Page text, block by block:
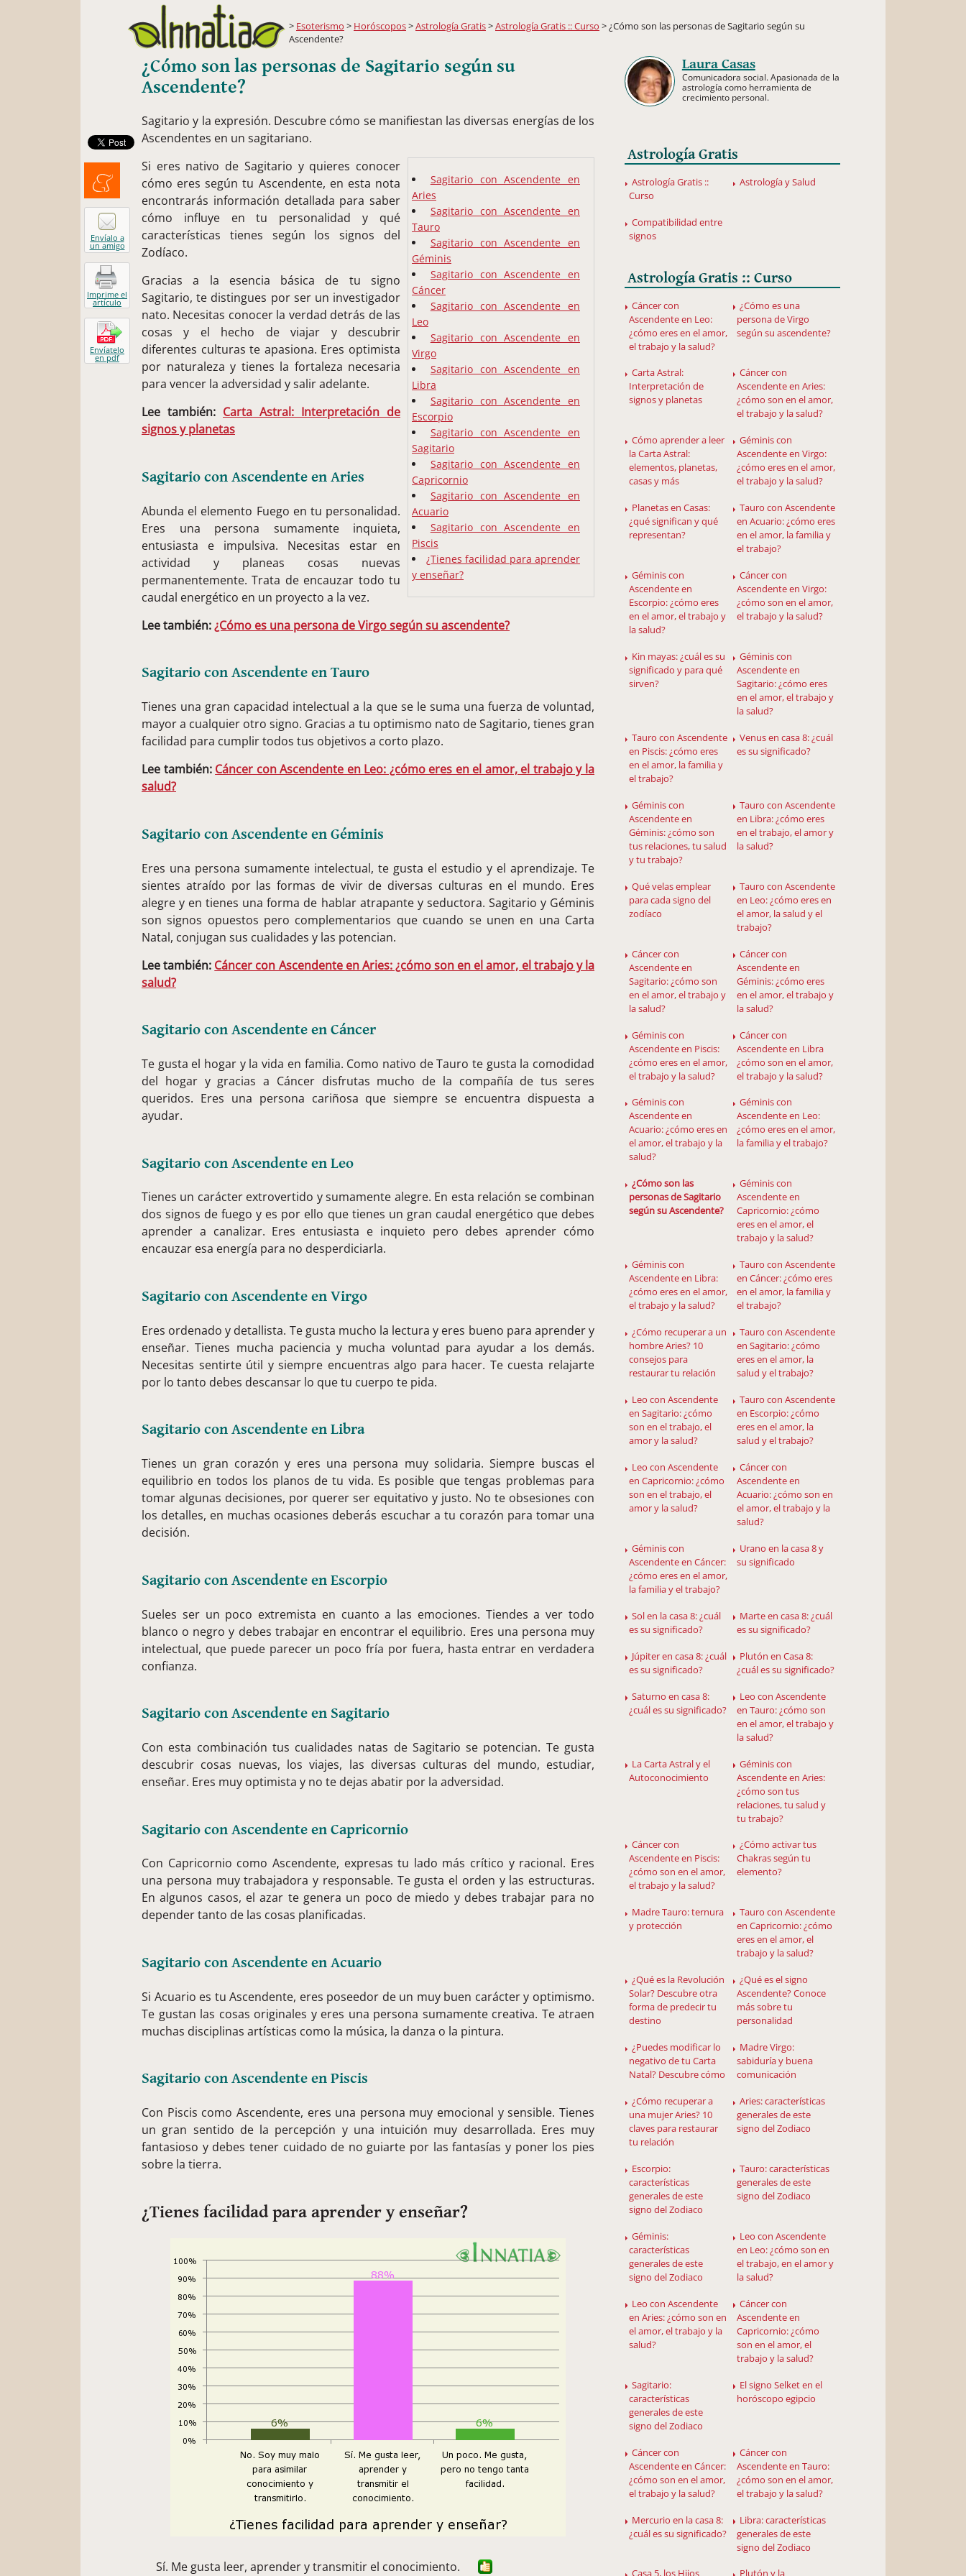
Esoterismo > Horóscopos>Astrología Gratis>Astrología Gratis :: Curso > ¿Cómo son las personas de Sagitario según su
Ascendente?
¿Cómo son las personas de Sagitario según su
Ascendente?
Sagitario y la expresión. Descubre cómo se manifiestan las diversas energías de los
Ascendentes en un sagitariano.
Sagitario con Ascendente en
Aries
Sagitario con Ascendente en
Tauro
Sagitario con Ascendente en
Géminis
Sagitario con Ascendente en
Cáncer
Sagitario con Ascendente en
Leo
Sagitario con Ascendente en
Virgo
Sagitario con Ascendente en
Libra
Sagitario con Ascendente en
Escorpio
Sagitario con Ascendente en
Sagitario
Sagitario con Ascendente en
Capricornio
Sagitario con Ascendente en
Acuario
Sagitario con Ascendente en
Piscis
¿Tienes facilidad para aprender
y enseñar?
Si eres nativo de Sagitario y quieres conocer
cómo eres según tu Ascendente, en esta nota
encontrarás información detallada para saber
cómo influye en tu personalidad y qué
características tienes según los signos del
Zodíaco.
Gracias a la esencia básica de tu signo
Sagitario, te distingues por ser un investigador
nato. Necesitas conocer la verdad detrás de las
cosas y el hecho de viajar y descubrir
diferentes culturas te apasiona. Eres optimista
por naturaleza y tienes la fortaleza necesaria
para vencer la adversidad y salir adelante.
Lee también: Carta Astral: Interpretación de
signos y planetas
Sagitario con Ascendente en Aries
Abunda el elemento Fuego en tu personalidad.
Eres una persona sumamente inquieta,
entusiasta e impulsiva. Necesitas estar en
actividad y planeas cosas nuevas
permanentemente. Trata de encauzar todo tu
caudal energético en un proyecto a la vez.
Lee también:¿Cómo es una persona de Virgo según su ascendente?
Sagitario con Ascendente en Tauro
Tienes una gran capacidad intelectual a la que se le suma una fuerza de voluntad,
mayor a cualquier otro signo. Gracias a tu optimismo nato de Sagitario, tienes gran
facilidad para cumplir todos tus objetivos a corto plazo.
Lee también: Cáncer con Ascendente en Leo: ¿cómo eres en el amor, el trabajo y la
salud?
Sagitario con Ascendente en Géminis
Eres una persona sumamente intelectual, te gusta el estudio y el aprendizaje. Te
sientes atraído por las formas de vivir de diversas culturas en el mundo. Eres
alegre y en tienes una forma de hablar atrapante y seductora. Sagitario y Géminis
son signos opuestos pero complementarios que cuando se unen en una Carta
Natal, conjugan sus cualidades y las potencian.
Lee también: Cáncer con Ascendente en Aries: ¿cómo son en el amor, el trabajo y la
salud?
Sagitario con Ascendente en Cáncer
Te gusta el hogar y la vida en familia. Como nativo de Tauro te gusta la comodidad
del hogar y gracias a Cáncer disfrutas mucho de la compañía de tus seres
queridos. Eres una persona cariñosa que siempre se encuentra dispuesta a
ayudar.
Sagitario con Ascendente en Leo
Tienes un carácter extrovertido y sumamente alegre. En esta relación se combinan
dos signos de fuego y es por ello que tienes un gran caudal energético que debes
aprender a canalizar. Eres entusiasta e inquieto pero debes aprender cómo
encauzar esa energía para no desperdiciarla.
Sagitario con Ascendente en Virgo
Eres ordenado y detallista. Te gusta mucho la lectura y eres bueno para aprender y
enseñar. Tienes mucha paciencia y mucha voluntad para ayudar a los demás.
Necesitas sentirte útil y siempre encuentras algo para hacer. Te cuesta relajarte
por lo tanto debes descansar lo que tu cuerpo te pida.
Sagitario con Ascendente en Libra
Tienes un gran corazón y eres una persona muy solidaria. Siempre buscas el
equilibrio en todos los planos de tu vida. Es posible que tengas problemas para
tomar algunas decisiones, por querer ser equitativo y justo. No te obsesiones con
los detalles, en muchas ocasiones deberás escuchar a tu corazón para tomar una
decisión.
Sagitario con Ascendente en Escorpio
Sueles ser un poco extremista en cuanto a las emociones. Tiendes a ver todo
blanco o negro y debes trabajar en encontrar el equilibrio. Eres una persona muy
intelectual, que puede parecer un poco fría por fuera, hasta entrar en verdadera
confianza.
Sagitario con Ascendente en Sagitario
Con esta combinación tus cualidades natas de Sagitario se potencian. Te gusta
descubrir cosas nuevas, los viajes, las diversas culturas del mundo, estudiar,
enseñar. Eres muy optimista y no te dejas abatir por la adversidad.
Sagitario con Ascendente en Capricornio
Con Capricornio como Ascendente, expresas tu lado más crítico y racional. Eres
una persona muy trabajadora y responsable. Te gusta el orden y las estructuras.
En algunos casos, el azar te genera un poco de miedo y debes trabajar para no
depender tanto de las cosas planificadas.
Sagitario con Ascendente en Acuario
Si Acuario es tu Ascendente, eres poseedor de un muy buen carácter y optimismo.
Te gustan las cosas originales y eres una persona sumamente creativa. Te atraen
muchas disciplinas artísticas como la música, la danza o la pintura.
Sagitario con Ascendente en Piscis
Con Piscis como Ascendente, eres una persona muy emocional y sensible. Tienes
un gran sentido de la percepción y una intuición muy desarrollada. Eres muy
fantasioso y debes tener cuidado de no guiarte por las fantasías y poner los pies
sobre la tierra.
¿Tienes facilidad para aprender y enseñar?
Sí. Me gusta leer, aprender y transmitir el conocimiento.
Laura Casas
Comunicadora social. Apasionada de la
astrología como herramienta de
crecimiento personal.
Astrología Gratis
Astrología Gratis ::
Curso
Astrología y Salud
Compatibilidad entre
signos
Astrología Gratis :: Curso
Cáncer con
Ascendente en Leo:
¿cómo eres en el amor,
el trabajo y la salud?
¿Cómo es una
persona de Virgo
según su ascendente?
Carta Astral:
Interpretación de
signos y planetas
Cáncer con
Ascendente en Aries:
¿cómo son en el amor,
el trabajo y la salud?
Cómo aprender a leer
la Carta Astral:
elementos, planetas,
casas y más
Géminis con
Ascendente en Virgo:
¿cómo eres en el amor,
el trabajo y la salud?
Planetas en Casas:
¿qué significan y qué
representan?
Tauro con Ascendente
en Acuario: ¿cómo eres
en el amor, la familia y
el trabajo?
Géminis con
Ascendente en
Escorpio: ¿cómo eres
en el amor, el trabajo y
la salud?
Cáncer con
Ascendente en Virgo:
¿cómo son en el amor,
el trabajo y la salud?
Kin mayas: ¿cuál es su
significado y para qué
sirven?
Géminis con
Ascendente en
Sagitario: ¿cómo eres
en el amor, el trabajo y
la salud?
Tauro con Ascendente
en Piscis: ¿cómo eres
en el amor, la familia y
el trabajo?
Venus en casa 8: ¿cuál
es su significado?
Géminis con
Ascendente en
Géminis: ¿cómo son
tus relaciones, tu salud
y tu trabajo?
Tauro con Ascendente
en Libra: ¿cómo eres
en el trabajo, el amor y
la salud?
Qué velas emplear
para cada signo del
zodíaco
Tauro con Ascendente
en Leo: ¿cómo eres en
el amor, la salud y el
trabajo?
Cáncer con
Ascendente en
Sagitario: ¿cómo son
en el amor, el trabajo y
la salud?
Cáncer con
Ascendente en
Géminis: ¿cómo eres
en el amor, el trabajo y
la salud?
Géminis con
Ascendente en Piscis:
¿cómo eres en el amor,
el trabajo y la salud?
Cáncer con
Ascendente en Libra
¿cómo son en el amor,
el trabajo y la salud?
Géminis con
Ascendente en
Acuario: ¿cómo eres en
el amor, el trabajo y la
salud?
Géminis con
Ascendente en Leo:
¿cómo eres en el amor,
la familia y el trabajo?
¿Cómo son las
personas de Sagitario
según su Ascendente?
Géminis con
Ascendente en
Capricornio: ¿cómo
eres en el amor, el
trabajo y la salud?
Géminis con
Ascendente en Libra:
¿cómo eres en el amor,
el trabajo y la salud?
Tauro con Ascendente
en Cáncer: ¿cómo eres
en el amor, la familia y
el trabajo?
¿Cómo recuperar a un
hombre Aries? 10
consejos para
restaurar tu relación
Tauro con Ascendente
en Sagitario: ¿cómo
eres en el amor, la
salud y el trabajo?
Leo con Ascendente
en Sagitario: ¿cómo
son en el trabajo, el
amor y la salud?
Tauro con Ascendente
en Escorpio: ¿cómo
eres en el amor, la
salud y el trabajo?
Leo con Ascendente
en Capricornio: ¿cómo
son en el trabajo, el
amor y la salud?
Cáncer con
Ascendente en
Acuario: ¿cómo son en
el amor, el trabajo y la
salud?
Géminis con
Ascendente en Cáncer:
¿cómo eres en el amor,
la familia y el trabajo?
Urano en la casa 8 y
su significado
Sol en la casa 8: ¿cuál
es su significado?
Marte en casa 8: ¿cuál
es su significado?
Júpiter en casa 8: ¿cuál
es su significado?
Plutón en Casa 8:
¿cuál es su significado?
Saturno en casa 8:
¿cuál es su significado?
Leo con Ascendente
en Tauro: ¿cómo son
en el amor, el trabajo y
la salud?
La Carta Astral y el
Autoconocimiento
Géminis con
Ascendente en Aries:
¿cómo son tus
relaciones, tu salud y
tu trabajo?
Cáncer con
Ascendente en Piscis:
¿cómo son en el amor,
el trabajo y la salud?
¿Cómo activar tus
Chakras según tu
elemento?
Madre Tauro: ternura
y protección
Tauro con Ascendente
en Capricornio: ¿cómo
eres en el amor, el
trabajo y la salud?
¿Qué es la Revolución
Solar? Descubre otra
forma de predecir tu
destino
¿Qué es el signo
Ascendente? Conoce
más sobre tu
personalidad
¿Puedes modificar lo
negativo de tu Carta
Natal? Descubre cómo
Madre Virgo:
sabiduría y buena
comunicación
¿Cómo recuperar a
una mujer Aries? 10
claves para restaurar
tu relación
Aries: características
generales de este
signo del Zodiaco
Escorpio:
características
generales de este
signo del Zodiaco
Tauro: características
generales de este
signo del Zodiaco
Géminis:
características
generales de este
signo del Zodiaco
Leo con Ascendente
en Leo: ¿cómo son en
el trabajo, en el amor y
la salud?
Leo con Ascendente
en Aries: ¿cómo son en
el amor, el trabajo y la
salud?
Cáncer con
Ascendente en
Capricornio: ¿cómo
son en el amor, el
trabajo y la salud?
Sagitario:
características
generales de este
signo del Zodiaco
El signo Selket en el
horóscopo egipcio
Cáncer con
Ascendente en Cáncer:
¿cómo son en el amor,
el trabajo y la salud?
Cáncer con
Ascendente en Tauro:
¿cómo son en el amor,
el trabajo y la salud?
Mercurio en la casa 8:
¿cuál es su significado?
Libra: características
generales de este
signo del Zodiaco
Menéalo
Envíalo a
un amigo
Imprime el
artículo
Envíatelo
en pdf